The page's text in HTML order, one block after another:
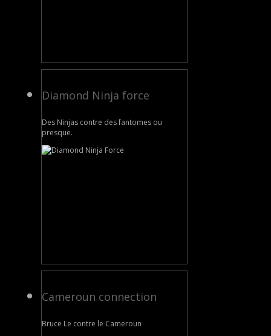
Diamond Ninja force
Des Ninjas contre des fantomes ou
presque.
Cameroun connection
Bruce Le contre le Cameroun